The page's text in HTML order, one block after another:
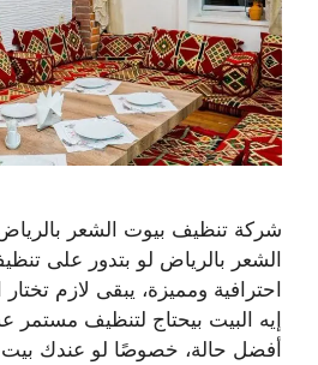
شركة تنظيف بيوت الشعر
الشعر بالرياض لو بتدور على
احترافية ومميزة، يبقى لازم
إيه البيت بيحتاج لتنظيف
أفضل حالة، خصوصًا لو عندك